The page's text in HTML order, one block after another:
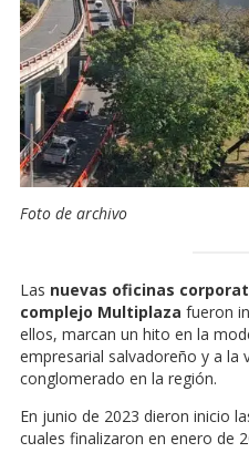
Foto de archivo
Las nuevas oficinas
complejo Multiplaza fueron
ellos, marcan un hito en la
empresarial salvadoreño y a la
conglomerado en la región.
En junio de 2023 dieron inicio
cuales finalizaron en enero de